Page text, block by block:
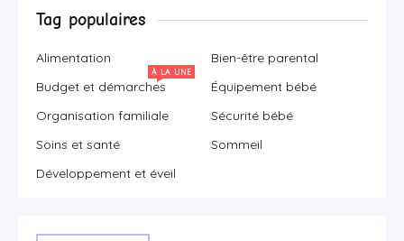
Tag populaires
Alimentation
Bien-être parental
Budget et démarches
À LA UNE
Équipement bébé
Organisation familiale
Sécurité bébé
Soins et santé
Sommeil
Développement et éveil